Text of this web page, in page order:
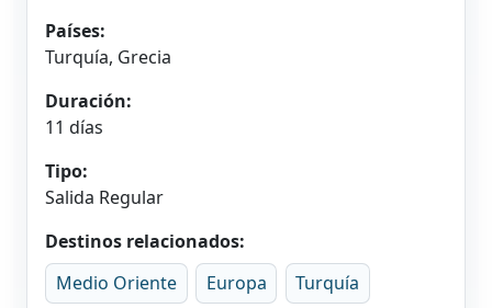
Países:
Turquía, Grecia
Duración:
11 días
Tipo:
Salida Regular
Destinos relacionados:
Medio Oriente
Europa Turquía